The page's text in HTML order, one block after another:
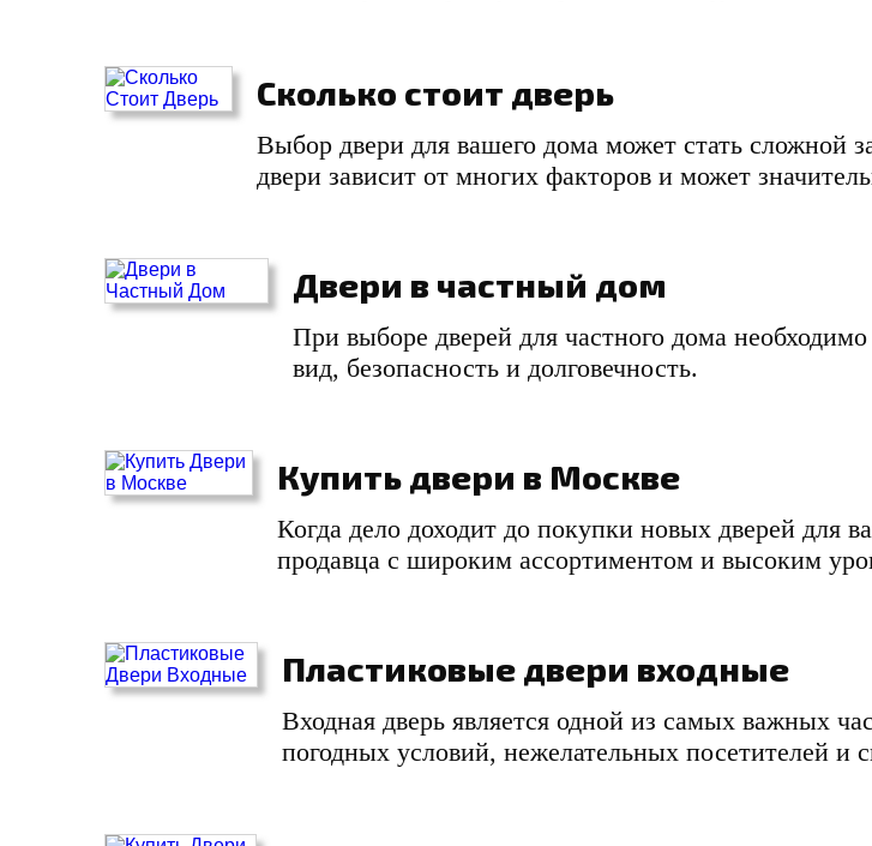
Сколько стоит дверь
Выбор двери для вашего дома может стать сложной
двери зависит от многих факторов и может
Двери в частный дом
При выборе дверей для частного дома
вид, безопасность и долговечность.
Купить двери в Москве
Когда дело доходит до покупки новых дверей для
продавца с широким ассортиментом и высоким
Пластиковые двери входные
Входная дверь является одной из самых важных
погодных условий, нежелательных посетителей и